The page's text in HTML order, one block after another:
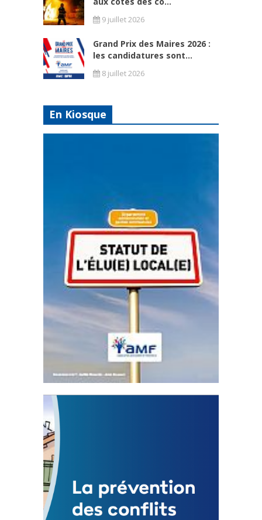
9 juillet 2026
Grand Prix des Maires 2026 :
les candidatures sont...
8 juillet 2026
En Kiosque
Statut de l’élu local
3 avril 2024
Mise à jour avril 2024
FEUILLETER